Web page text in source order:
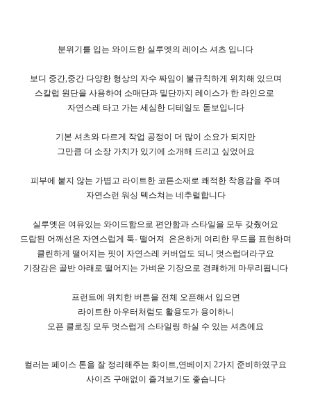
분위기를 입는 와이드한 실루엣의 레이스 셔츠 입니다
보디 중간,중간 다양한 형상의 자수 짜임이 불규칙하게 위치해 있으며
스칼럽 원단을 사용하여 소매단과 밑단까지 레이스가 한 라인으로
자연스레 타고 가는 세심한 디테일도 돋보입니다
기본 셔츠와 다르게 작업 공정이 더 많이 소요가 되지만
그만큼 더 소장 가치가 있기에 소개해 드리고 싶었어요
피부에 붙지 않는 가볍고 라이트한 코튼소재로 쾌적한 착용감을 주며
자연스런 워싱 텍스쳐는 네추럴합니다
실루엣은 여유있는 와이드함으로 편안함과 스타일을 모두 갖췄어요
드랍된 어깨선은 자연스럽게 툭- 떨어져
은은하게 여리한 무드를 표현하며
클린하게 떨어지는 핏이 자연스레 커버업도 되니 멋스럽더라구요
기장감은 골반 아래로 떨어지는 가벼운 기장으로 경쾌하게 마무리됩니다
프런트에 위치한 버튼을 전체 오픈해서 입으면
라이트한 아우터처럼도 활용도가 용이하니
오픈 클로징 모두 멋스럽게 스타일링 하실 수 있는 셔츠에요
컬러는 페이스 톤을 잘 정리해주는 화이트,연베이지 2가지 준비하였구요
사이즈 구애없이 즐겨보기도 좋습니다